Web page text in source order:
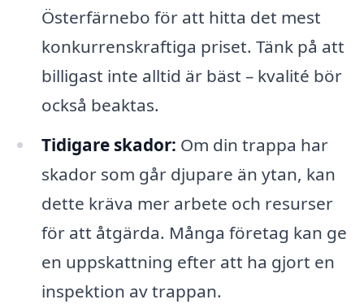
Österfärnebo för att hitta det mest
konkurrenskraftiga priset. Tänk på att
billigast inte alltid är bäst – kvalité bör
också beaktas.
Tidigare skador: Om din trappa har
skador som går djupare än ytan, kan
dette kräva mer arbete och resurser
för att åtgärda. Många företag kan ge
en uppskattning efter att ha gjort en
inspektion av trappan.